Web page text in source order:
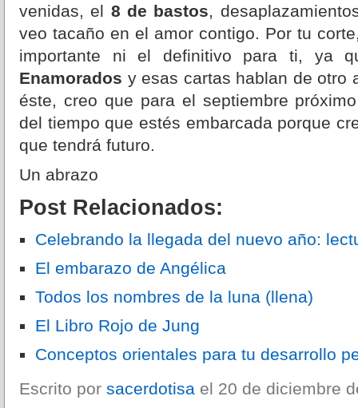
venidas, el 8 de bastos ,
veo tacaño en el amor contigo. Por tu
importante ni el definitivo para ti, ya
Enamorados y esas cartas hablan de otro
éste, creo que para el septiembre
del tiempo que estés embarcada porque
que tendrá futuro.
Un abrazo
Post Relacionados:
Celebrando la llegada del nuevo año:
El embarazo de Angélica
Todos los nombres de la luna (llena)
El Libro Rojo de Jung
Conceptos orientales para tu desarrollo
Escrito por sacerdotisa el 20 de diciembre